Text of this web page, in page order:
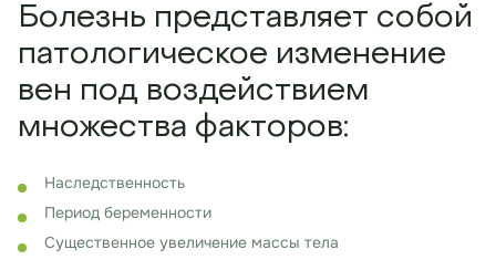
Болезнь представляет собой
патологическое изменение
вен под воздействием
множества факторов:
Наследственность
Период беременности
Существенное увеличение массы тела